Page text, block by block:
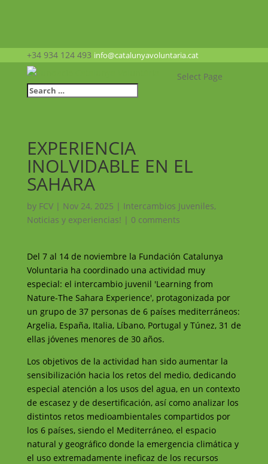
+34 934 124 493 info@catalunyavoluntaria.cat
Select Page
EXPERIENCIA
INOLVIDABLE EN EL
SAHARA
by FCV| Nov 24, 2025 | Intercambios Juveniles,
Noticias y experiencias! | 0 comments
Del 7 al 14 de noviembre la Fundación Catalunya
Voluntaria ha coordinado una actividad muy
especial: el intercambio juvenil 'Learning from
Nature-The Sahara Experience', protagonizada por
un grupo de 37 personas de 6 países mediterráneos:
Argelia, España, Italia, Líbano, Portugal y Túnez, 31 de
ellas jóvenes menores de 30 años.
Los objetivos de la actividad han sido aumentar la
sensibilización hacia los retos del medio, dedicando
especial atención a los usos del agua, en un contexto
de escasez y de desertificación, así como analizar los
distintos retos medioambientales compartidos por
los 6 países, siendo el Mediterráneo, el espacio
natural y geográfico donde la emergencia climática y
el uso extremadamente ineficaz de los recursos